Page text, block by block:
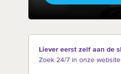
Liever eerst zelf aan de
Zoek 24/7 in onze website